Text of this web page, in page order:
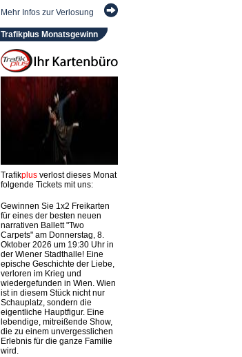
Mehr Infos zur Verlosung
Trafikplus Monatsgewinn
Trafikplusverlost dieses Monat
folgende Tickets mit uns:
Gewinnen Sie 1x2 Freikarten
für eines der besten neuen
narrativen Ballett "Two
Carpets" am Donnerstag, 8.
Oktober 2026 um 19:30 Uhr in
der Wiener Stadthalle! Eine
epische Geschichte der Liebe,
verloren im Krieg und
wiedergefunden in Wien. Wien
ist in diesem Stück nicht nur
Schauplatz, sondern die
eigentliche Hauptfigur. Eine
lebendige, mitreißende Show,
die zu einem unvergesslichen
Erlebnis für die ganze Familie
wird.